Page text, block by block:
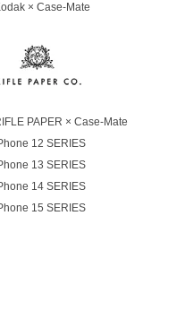
× Case-Mate
PAPER × Case-Mate
12 SERIES
13 SERIES
14 SERIES
15 SERIES